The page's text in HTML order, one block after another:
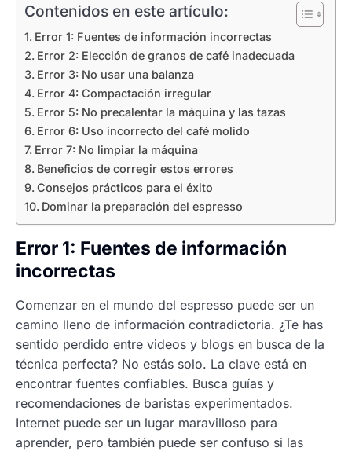
Contenidos en este artículo:
Error 1: Fuentes de información incorrectas
Error 2: Elección de granos de café inadecuada
Error 3: No usar una balanza
Error 4: Compactación irregular
Error 5: No precalentar la máquina y las tazas
Error 6: Uso incorrecto del café molido
Error 7: No limpiar la máquina
Beneficios de corregir estos errores
Consejos prácticos para el éxito
Dominar la preparación del espresso
Error 1: Fuentes de información
incorrectas
Comenzar en el mundo del espresso puede ser un
camino lleno de información contradictoria. ¿Te has
sentido perdido entre videos y blogs en busca de la
técnica perfecta? No estás solo. La clave está en
encontrar fuentes confiables. Busca guías y
recomendaciones de baristas experimentados.
Internet puede ser un lugar maravilloso para
aprender, pero también puede ser confuso si las